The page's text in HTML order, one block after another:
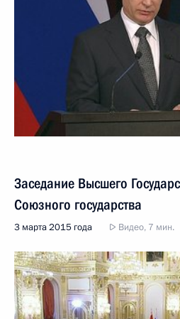
Заседание Высшего
Союзного государства
3 марта 2015 года Видео, 7 мин.